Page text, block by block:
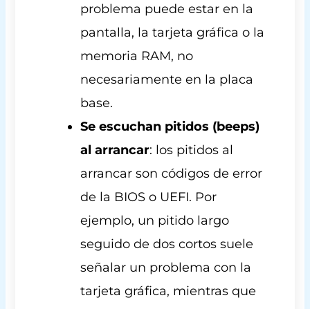
problema puede estar en la
pantalla, la tarjeta gráfica o la
memoria RAM, no
necesariamente en la placa
base.
Se escuchan pitidos (beeps)
al arrancar: los pitidos al
arrancar son códigos de error
de la BIOS o UEFI. Por
ejemplo, un pitido largo
seguido de dos cortos suele
señalar un problema con la
tarjeta gráfica, mientras que